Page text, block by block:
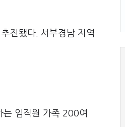
진됐다. 서부경남 지역
는 임직원 가족 200여